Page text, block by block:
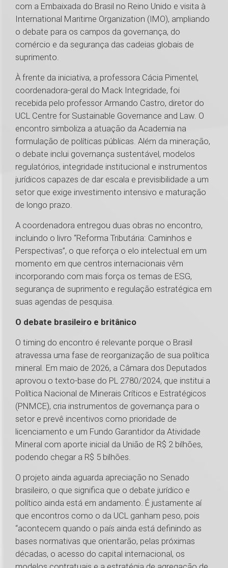
com a Embaixada do Brasil no Reino Unido e visita à
International Maritime Organization (IMO), ampliando
o debate para os campos da governança, do
comércio e da segurança das cadeias globais de
suprimento.
À frente da iniciativa, a professora Cácia Pimentel,
coordenadora-geral do Mack Integridade, foi
recebida pelo professor Armando Castro, diretor do
UCL Centre for Sustainable Governance and Law. O
encontro simboliza a atuação da Academia na
formulação de políticas públicas. Além da mineração,
o debate inclui governança sustentável, modelos
regulatórios, integridade institucional e instrumentos
jurídicos capazes de dar escala e previsibilidade a um
setor que exige investimento intensivo e maturação
de longo prazo.
A coordenadora entregou duas obras no encontro,
incluindo o livro “Reforma Tributária: Caminhos e
Perspectivas”, o que reforça o elo intelectual em um
momento em que centros internacionais vêm
incorporando com mais força os temas de ESG,
segurança de suprimento e regulação estratégica em
suas agendas de pesquisa.
O debate brasileiro e britânico
O timing do encontro é relevante porque o Brasil
atravessa uma fase de reorganização de sua política
mineral. Em maio de 2026, a Câmara dos Deputados
aprovou o texto-base do PL 2780/2024, que institui a
Política Nacional de Minerais Críticos e Estratégicos
(PNMCE), cria instrumentos de governança para o
setor e prevê incentivos como prioridade de
licenciamento e um Fundo Garantidor da Atividade
Mineral com aporte inicial da União de R$ 2 bilhões,
podendo chegar a R$ 5 bilhões.
O projeto ainda aguarda apreciação no Senado
brasileiro, o que significa que o debate jurídico e
político ainda está em andamento. É justamente aí
que encontros como o da UCL ganham peso, pois
“acontecem quando o país ainda está definindo as
bases normativas que orientarão, pelas próximas
décadas, o acesso do capital internacional, os